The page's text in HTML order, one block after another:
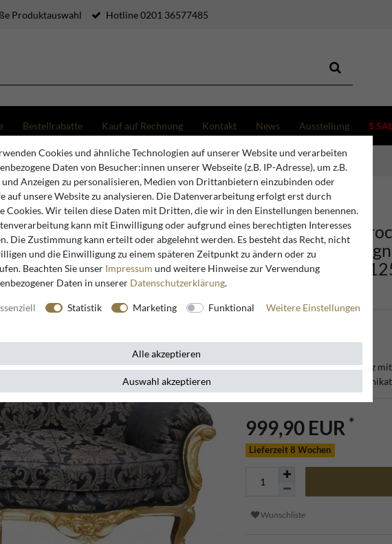
Produktauswahl Hotline 0201 36577485
Bestellrabatte Kauf auf Rechnung Kontakt News Ausstellung $
Sofa Master im prunkvollen Design Schwarz Muster und Gold 182 x 60 x 125 cm
Casa Padrino
Casa Padrino
prunkvollen
Gold 182 x 60 x
Erleben Sie prunkvolle Eleganz
Master. Ein handgefertigtes
999,90 EUR *
Lieferzeit 8 Wochen
Wunschliste
Cookies und ähnliche Technologien auf unserer Website und verarbeiten
Daten von Besucher:innen unserer Webseite (z.B. IP-Adresse), um z.B.
und Anzeigen zu personalisieren, Medien von Drittanbietern einzubinden oder
auf unsere Website zu analysieren. Die Datenverarbeitung erfolgt erst durch
Cookies. Wir teilen diese Daten mit Dritten, die wir in den Einstellungen benennen.
kann mit Einwilligung oder aufgrund eines berechtigten Interesses
Die Zustimmung kann erteilt oder abgelehnt werden. Es besteht das Recht, nicht
und die Einwilligung zu einem späteren Zeitpunkt zu ändern oder zu
Beachten Sie unser Impressum und weitere Hinweise zur Verwendung
Daten in unserer Daten­schutz­erklärung.
Statistik Marketing Funktional Weitere Einstellungen
Alle akzeptieren
Auswahl akzeptieren